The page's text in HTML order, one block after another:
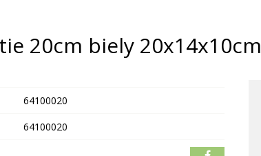
20cm biely 20x14x10cm
64100020
64100020